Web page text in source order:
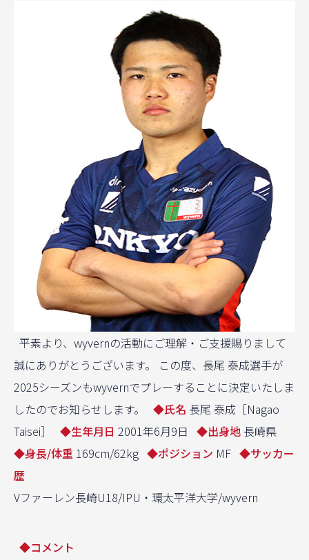
平素より、wyvernの活動にご理解・ご支援賜りまして
誠にありがとうございます。 この度、長尾 泰成選手が
2025シーズンもwyvernでプレーすることに決定いたしま
したのでお知らせします。 ◆氏名 長尾 泰成［Nagao
Taisei］ ◆生年月日 2001年6月9日 ◆出身地 長崎県
◆身長/体重 169cm/62kg ◆ポジション MF ◆サッカー
歴
Vファーレン長崎U18/IPU ・環太平洋大学/wyvern
◆コメント